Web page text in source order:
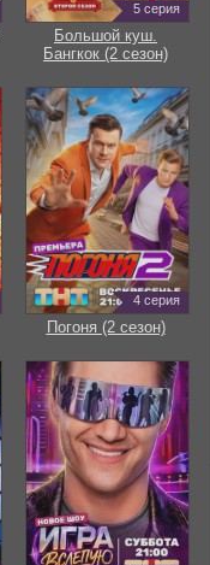
5 серия
Большой куш.
Бангкок (2 сезон)
4 серия
Погоня (2 сезон)